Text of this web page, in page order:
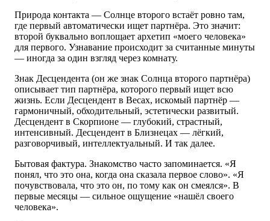
Природа контакта — Солнце второго встаёт ровно там,
где первый автоматически ищет партнёра. Это значит:
второй буквально воплощает архетип «моего человека»
для первого. Узнавание происходит за считанные минуты
— иногда за один взгляд через комнату.
Знак Десцендента (он же знак Солнца второго партнёра)
описывает тип партнёра, которого первый ищет всю
жизнь. Если Десцендент в Весах, искомый партнёр —
гармоничный, обходительный, эстетически развитый.
Десцендент в Скорпионе — глубокий, страстный,
интенсивный. Десцендент в Близнецах — лёгкий,
разговорчивый, интеллектуальный. И так далее.
Бытовая фактура. Знакомство часто запоминается. «Я
понял, что это она, когда она сказала первое слово». «Я
почувствовала, что это он, по тому как он смеялся». В
первые месяцы — сильное ощущение «нашёл своего
человека».